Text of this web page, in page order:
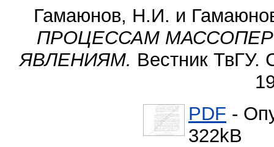
Гамаюнов, Н.И. и
ПРОЦЕССАМ
ЯВЛЕНИЯМ. Вестник ТвГУ.
PDF -
322kB